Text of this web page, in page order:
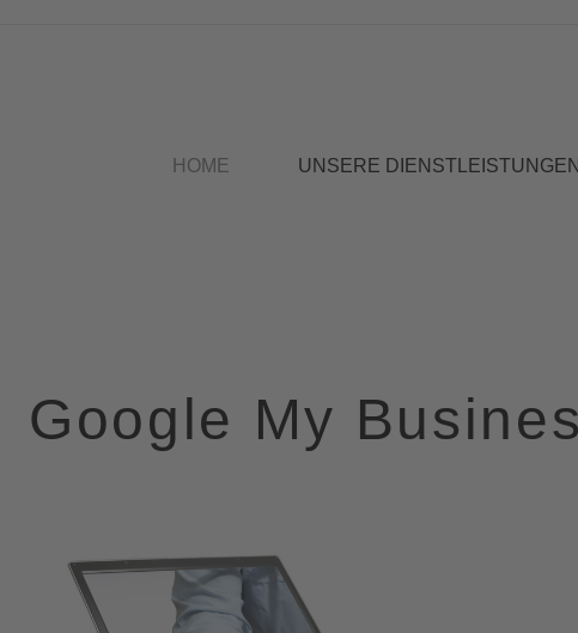
HOME UNSERE DIENSTLEISTUNGEN
Google My